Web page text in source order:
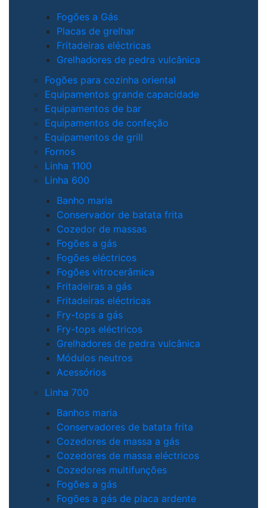
Fogões a Gás
Placas de grelhar
Fritadeiras eléctricas
Grelhadores de pedra vulcânica
Fogões para cozinha oriental
Equipamentos grande capacidade
Equipamentos de bar
Equipamentos de confeção
Equipamentos de grill
Fornos
Linha 1100
Linha 600
Banho maria
Conservador de batata frita
Cozedor de massas
Fogões a gás
Fogões eléctricos
Fogões vitrocerâmica
Fritadeiras a gás
Fritadeiras eléctricas
Fry-tops a gás
Fry-tops eléctricos
Grelhadores de pedra vulcânica
Módulos neutros
Acessórios
Linha 700
Banhos maria
Conservadores de batata frita
Cozedores de massa a gás
Cozedores de massa eléctricos
Cozedores multifunções
Fogões a gás
Fogões a gás de placa ardente